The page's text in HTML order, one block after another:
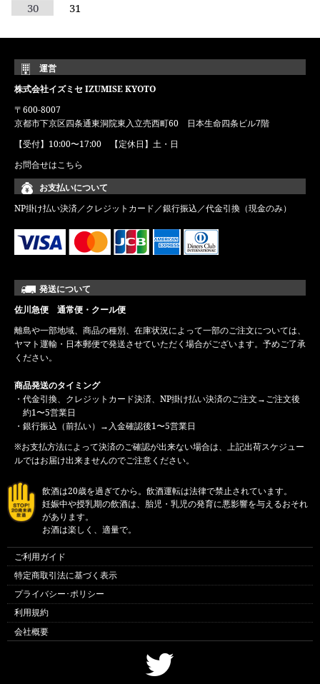
30
31
運営
株式会社イズミセ IZUMISE KYOTO
〒600-8007
京都市下京区四条通東洞院東入立売西町60 日本生命四条ビル7階
【受付】10:00〜17:00 【定休日】土・日
お問合せはこちら
お支払いについて
NP掛け払い決済／クレジットカード／銀行振込／代金引換（現金のみ）
発送について
佐川急便 通常便・クール便
離島や一部地域、商品の種別、在庫状況によって一部のご注文については、
ヤマト運輸・日本郵便で発送させていただく場合がございます。予めご了承
ください。
商品発送のタイミング
・代金引換、クレジットカード決済、NP掛け払い決済のご注文→ご注文後
約1〜5営業日
・銀行振込（前払い）→入金確認後1〜5営業日
※お支払方法によって決済のご確認が出来ない場合は、上記出荷スケジュー
ルではお届け出来ませんのでご注意ください。
飲酒は20歳を過ぎてから。飲酒運転は法律で禁止されています。
妊娠中や授乳期の飲酒は、胎児・乳児の発育に悪影響を与えるおそれ
があります。
お酒は楽しく、適量で。
ご利用ガイド
特定商取引法に基づく表示
プライバシー･ポリシー
利用規約
会社概要